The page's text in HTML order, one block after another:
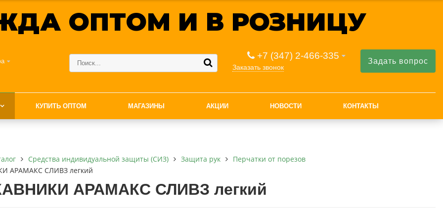
ОПТОМ И В РОЗНИЦУ
+7 (347) 2-466-335
Заказать звонок
Задать вопрос
КУПИТЬ ОПТОМ МАГАЗИНЫ АКЦИИ НОВОСТИ КОНТАКТЫ
Средства индивидуальной защиты (СИЗ) Защита рук
Перчатки от порезов
АРАМАКС СЛИВЗ легкий
АРАМАКС СЛИВЗ легкий